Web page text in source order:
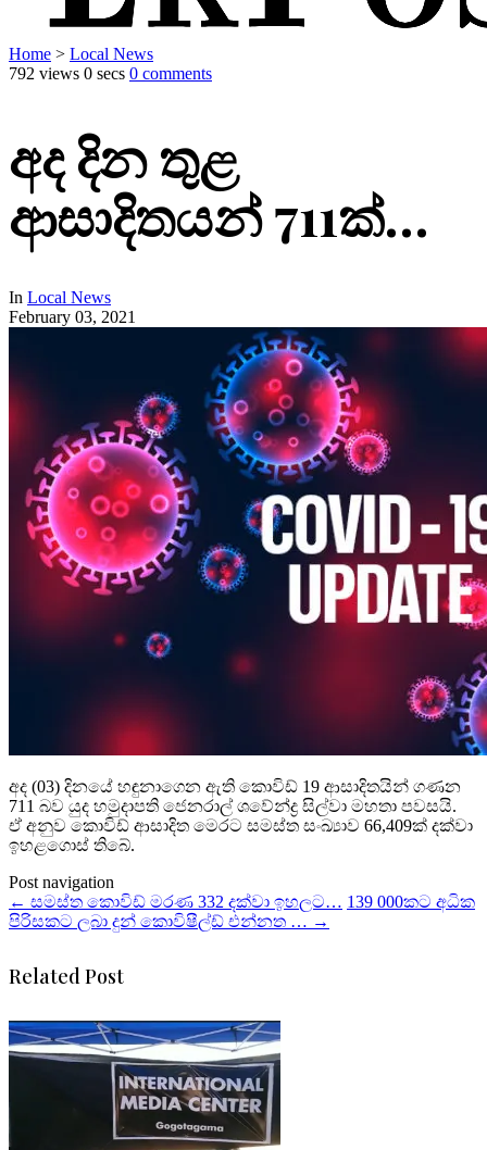
Home > Local News
792 views 0 secs 0 comments
අද දින තුළ
ආසාදිතයන් 711ක්…
In Local News
February 03, 2021
අද (03) දිනයේ හඳුනාගෙන ඇති කොවිඩ් 19 ආසාදිතයින් ගණන
711 බව යුද හමුදාපති ජෙනරාල් ශවේන්ද්‍ර සිල්වා මහතා පවසයි.
ඒ අනුව කොවිඩ් ආසාදිත මෙරට සමස්ත සංඛ්‍යාව 66,409ක් දක්වා
ඉහළගොස් තිබේ.
Post navigation
← සමස්ත කොවිඩ් මරණ 332 දක්වා ඉහලට… 139 000කට අධික
පිරිසකට ලබා දුන් කොවිෂීල්ඩ් එන්නත … →
Related Post